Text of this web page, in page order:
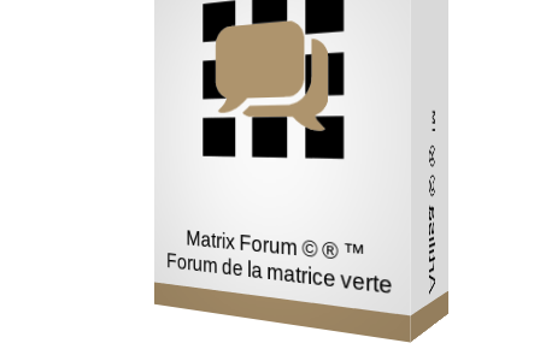
Artilisa © ® ™
Matrix Forum © ® ™
Forum de la matrice verte